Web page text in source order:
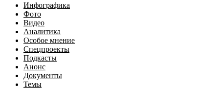
Инфографика
Фото
Видео
Аналитика
Особое мнение
Спецпроекты
Подкасты
Анонс
Документы
Темы